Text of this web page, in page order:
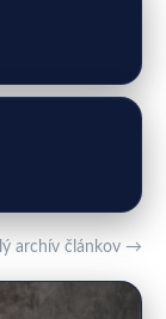
archív článkov →